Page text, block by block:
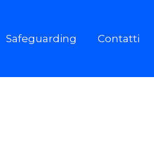
Safeguarding Contatti